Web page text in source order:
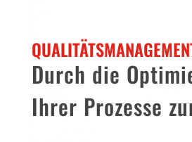
Durch die
Ihrer Prozesse